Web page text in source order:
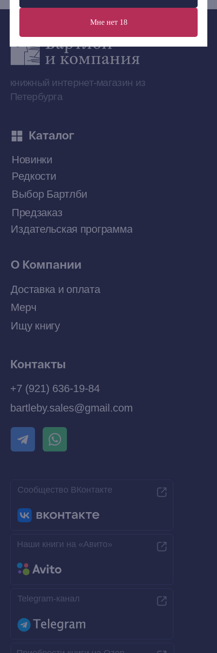
Мне нет 18
Договор оферты
Политика конфиденциальности
© 2026 Все права защищены
Приобрести книги на Ozon
Сообщество ВКонтакте
Наши книги на «Авито»